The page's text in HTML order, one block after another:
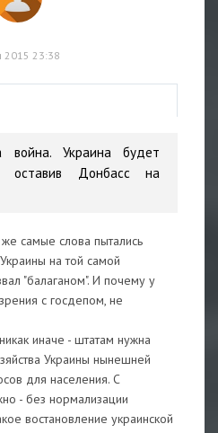
2015 23:38
война. Украина будет
оставив Донбасс на
самые слова пытались
на той самой
"балаганом". И почему у
с госдепом, не
иначе - штатам нужна
Украины нынешней
для населения. С
- без нормализации
востановление украинской